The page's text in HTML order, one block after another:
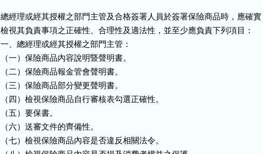
總經理或經其授權之部門主管及合格簽署人員於簽署保險商品時，應確實
檢視其負責事項之正確性、合理性及適法性，並至少應負責下列項目：
一、總經理或經其授權之部門主管：
（一）保險商品內容說明暨聲明書。
（二）保險商品報金管會聲明書。
（三）保險商品部分變更聲明書。
（四）檢視保險商品自行審核表勾選正確性。
（五）要保書。
（六）送審文件的齊備性。
（七）檢視保險商品內容是否違反相關法令。